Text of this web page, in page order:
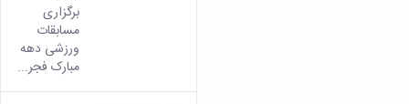
برگزاری
مسابقات
ورزشی دهه
مبارک فجر...